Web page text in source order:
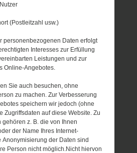
(Postleitzahl usw.)
personenbezogenen Daten erfolgt
Interesses zur Erfüllung
Leistungen und zur
Online-Angebotes.
Sie auch besuchen, ohne
zu machen. Zur Verbesserung
speichern wir jedoch (ohne
Zugriffsdaten auf diese Website. Zu
z. B. die von Ihnen
der Name Ihres Internet-
Anonymisierung der Daten sind
Person nicht möglich.Nicht hiervon